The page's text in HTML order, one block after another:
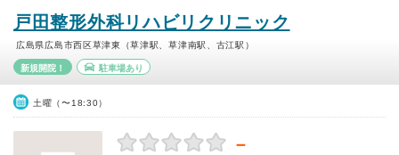
戸田整形外科リハビリクリニック
広島県広島市西区草津東（草津駅、草津南駅、古江駅）
新規開院！ 駐車場あり
土曜（〜18:30）
－